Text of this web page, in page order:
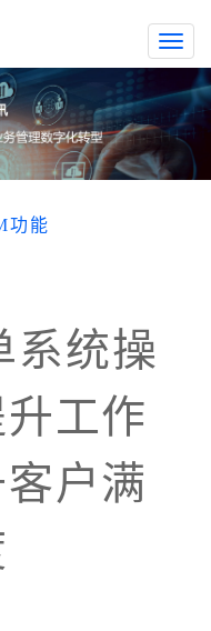
功能
系统操
工作
户满